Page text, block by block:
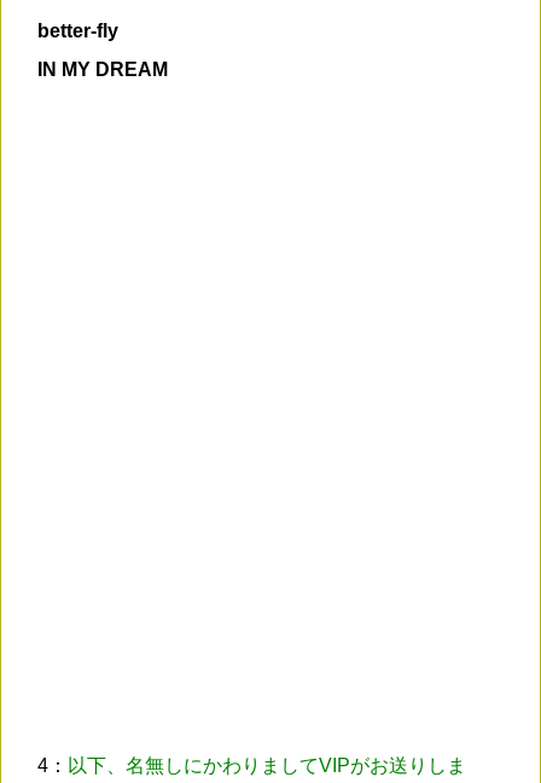
better-fly
IN MY DREAM
4： 以下、名無しにかわりましてVIPがお送りしま